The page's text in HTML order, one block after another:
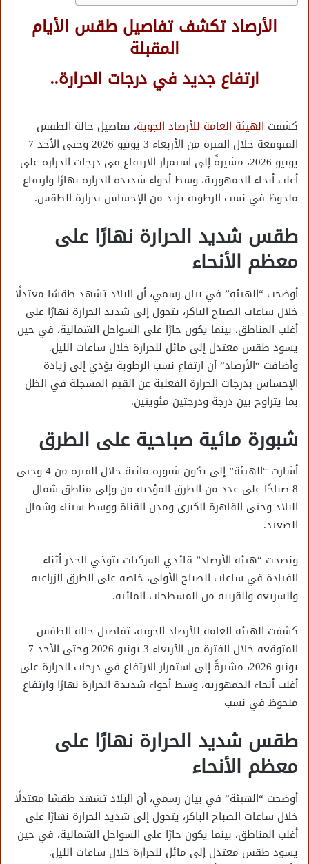
الأرصاد تكشف تفاصيل طقس الأيام
المقبلة
ارتفاع جديد في درجات الحرارة..
كشفت الهيئة العامة للأرصاد الجوية، تفاصيل حالة الطقس
المتوقعة خلال الفترة من الأربعاء 3 يونيو 2026 وحتى الأحد 7
يونيو 2026، مشيرةً إلى استمرار الارتفاع في درجات الحرارة على
أغلب أنحاء الجمهورية، وسط أجواء شديدة الحرارة نهارًا وارتفاع
ملحوظ في نسب الرطوبة يزيد من الإحساس بحرارة الطقس.
طقس شديد الحرارة نهارًا على
معظم الأنحاء
أوضحت “الهيئة” في بيان رسمي، أن البلاد تشهد طقسًا معتدلًا
خلال ساعات الصباح الباكر، يتحول إلى شديد الحرارة نهارًا على
أغلب المناطق، بينما يكون حارًا على السواحل الشمالية، في حين
يسود طقس معتدل إلى مائل للحرارة خلال ساعات الليل.
وأضافت “الأرصاد” أن ارتفاع نسب الرطوبة يؤدي إلى زيادة
الإحساس بدرجات الحرارة الفعلية عن القيم المسجلة في الظل
بما يتراوح بين درجة ودرجتين مئويتين.
شبورة مائية صباحية على الطرق
أشارت “الهيئة” إلى تكون شبورة مائية خلال الفترة من 4 وحتى
8 صباحًا على عدد من الطرق المؤدية من وإلى مناطق شمال
البلاد وحتى القاهرة الكبرى ومدن القناة ووسط سيناء وشمال
الصعيد.
ونصحت “هيئة الأرصاد” قائدي المركبات بتوخي الحذر أثناء
القيادة في ساعات الصباح الأولى، خاصة على الطرق الزراعية
والسريعة والقريبة من المسطحات المائية.
كشفت الهيئة العامة للأرصاد الجوية، تفاصيل حالة الطقس
المتوقعة خلال الفترة من الأربعاء 3 يونيو 2026 وحتى الأحد 7
يونيو 2026، مشيرةً إلى استمرار الارتفاع في درجات الحرارة على
أغلب أنحاء الجمهورية، وسط أجواء شديدة الحرارة نهارًا وارتفاع
ملحوظ في نسب
طقس شديد الحرارة نهارًا على
معظم الأنحاء
أوضحت “الهيئة” في بيان رسمي، أن البلاد تشهد طقسًا معتدلًا
خلال ساعات الصباح الباكر، يتحول إلى شديد الحرارة نهارًا على
أغلب المناطق، بينما يكون حارًا على السواحل الشمالية، في حين
يسود طقس معتدل إلى مائل للحرارة خلال ساعات الليل.